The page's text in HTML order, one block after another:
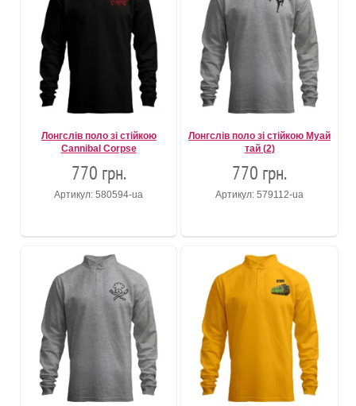
Лонгслів поло зі стійкою
Cannibal Corpse
770 грн.
Артикул: 580594-ua
Лонгслів поло зі стійкою Муай
тай (2)
770 грн.
Артикул: 579112-ua